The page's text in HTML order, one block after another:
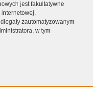
jest fakultatywne
zautomatyzowanym
w tym